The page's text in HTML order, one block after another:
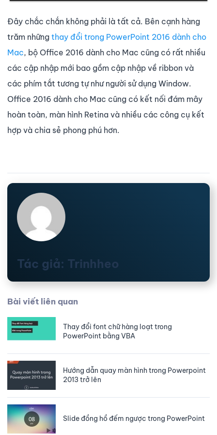
Đây chắc chắn không phải là tất cả. Bên cạnh hàng
trăm những thay đổi trong PowerPoint 2016 dành cho
Mac, bộ Office 2016 dành cho Mac cũng có rất nhiều
các cập nhập mới bao gồm cập nhập về ribbon và
các phím tắt tương tự như người sử dụng Window.
Office 2016 dành cho Mac cũng có kết nối đám mây
hoàn toàn, màn hình Retina và nhiều các công cụ kết
hợp và chia sẻ phong phú hơn.
Tác giả: Trinhheo
Bài viết liên quan
Thay đổi font chữ hàng loạt trong
PowerPoint bằng VBA
Hướng dẫn quay màn hình trong Powerpoint
2013 trở lên
Slide đồng hồ đếm ngược trong PowerPoint